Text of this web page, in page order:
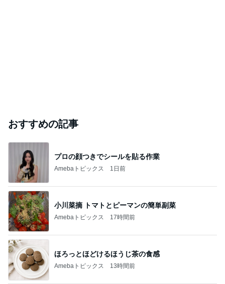
おすすめの記事
プロの顔つきでシールを貼る作業
Amebaトピックス 1日前
小川菜摘 トマトとピーマンの簡単副菜
Amebaトピックス 17時間前
ほろっとほどけるほうじ茶の食感
Amebaトピックス 13時間前